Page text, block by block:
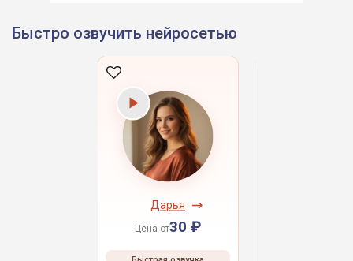
Быстро озвучить нейросетью
Дарья
Цена от30 ₽